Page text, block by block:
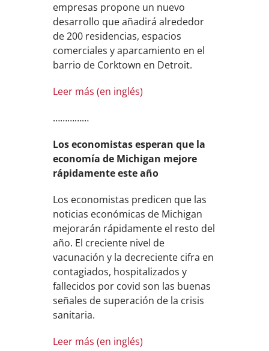
empresas propone un nuevo
desarrollo que añadirá alrededor
de 200 residencias, espacios
comerciales y aparcamiento en el
barrio de Corktown en Detroit.
Leer más (en inglés)
……………
Los economistas esperan que la
economía de Michigan mejore
rápidamente este año
Los economistas predicen que las
noticias económicas de Michigan
mejorarán rápidamente el resto del
año. El creciente nivel de
vacunación y la decreciente cifra en
contagiados, hospitalizados y
fallecidos por covid son las buenas
señales de superación de la crisis
sanitaria.
Leer más (en inglés)